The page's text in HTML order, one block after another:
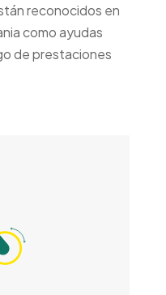
reconocidos en
como ayudas
de prestaciones